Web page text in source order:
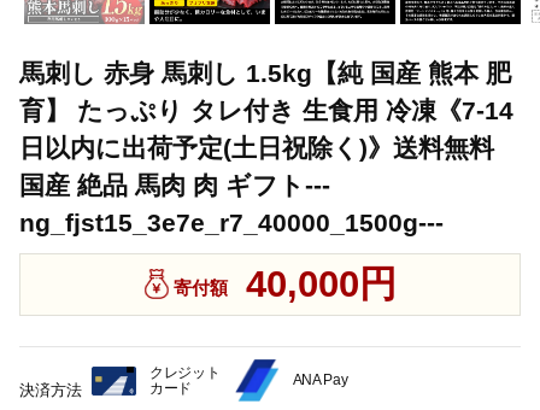
馬刺し 赤身 馬刺し 1.5kg【純 国産 熊本 肥
育】 たっぷり タレ付き 生食用 冷凍《7-14
日以内に出荷予定(土日祝除く)》送料無料
国産 絶品 馬肉 肉 ギフト---
ng_fjst15_3e7e_r7_40000_1500g---
寄付額 40,000円
決済方法
クレジット
カード
ANA Pay